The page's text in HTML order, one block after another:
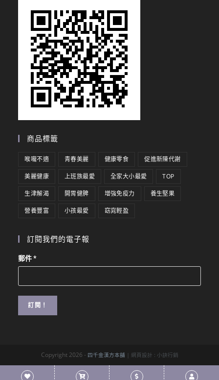
商品標籤
喉嚨不適 青春美麗 健康零食 促進新陳代謝
美麗健康 上班族最愛 全家大小最愛 TOP
生津解渴 開胃健脾 增強免疫力 養生堅果
營養豐富 小孩最愛 窈窕輕盈
訂閱我們的電子報
郵件*
Copyright 2026 - 四千金漢方本舖 | 網頁設計 : 小訣行銷